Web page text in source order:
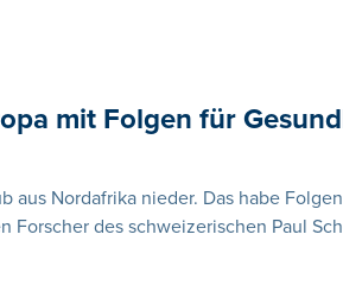
mit Folgen für
aus Nordafrika nieder. Das habe
Forscher des schweizerischen Paul